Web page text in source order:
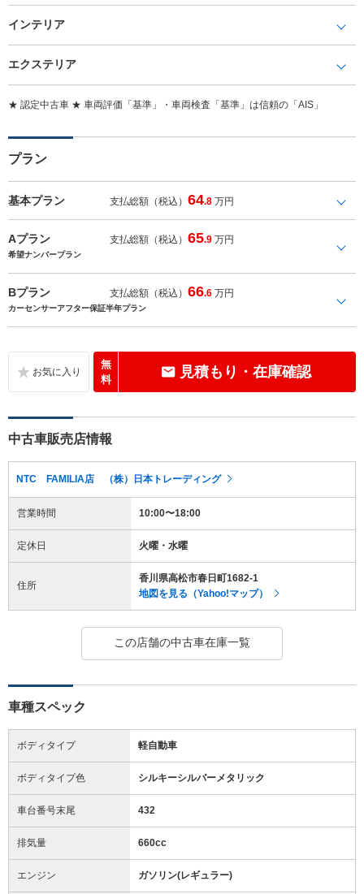
インテリア
エクステリア
★ 認定中古車 ★ 車両評価「基準」・車両検査「基準」は信頼の「AIS」
プラン
基本プラン 支払総額（税込）64.8 万円
Aプラン 支払総額（税込）65.9 万円
希望ナンバープラン
Bプラン 支払総額（税込）66.6 万円
カーセンサーアフター保証半年プラン
無
料
見積もり・在庫確認
中古車販売店情報
NTC FAMILIA店 （株）日本トレーディング
営業時間 10:00〜18:00
定休日 火曜・水曜
住所
香川県高松市春日町1682-1
地図を見る（Yahoo!マップ）
この店舗の中古車在庫一覧
車種スペック
ボディタイプ 軽自動車
ボディタイプ色 シルキーシルバーメタリック
車台番号末尾 432
排気量 660cc
エンジン ガソリン(レギュラー)